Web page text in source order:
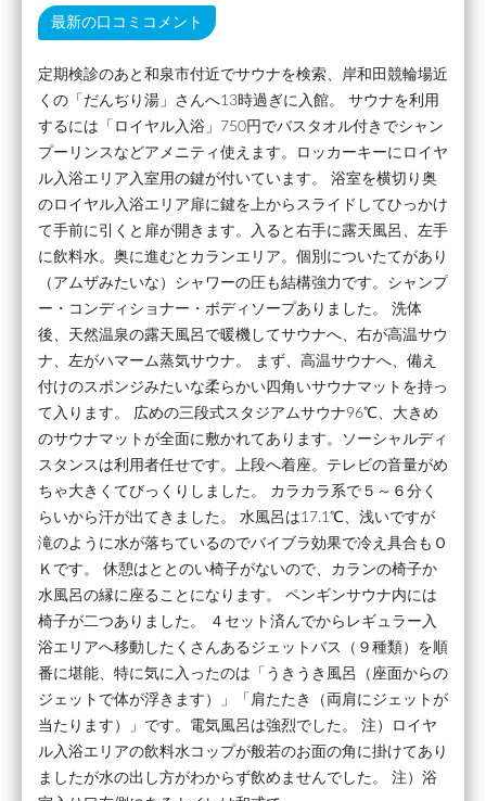
最新の口コミコメント
定期検診のあと和泉市付近でサウナを検索、岸和田競輪場近
くの「だんぢり湯」さんへ13時過ぎに入館。 サウナを利用
するには「ロイヤル入浴」750円でバスタオル付きでシャン
プーリンスなどアメニティ使えます。ロッカーキーにロイヤ
ル入浴エリア入室用の鍵が付いています。 浴室を横切り奥
のロイヤル入浴エリア扉に鍵を上からスライドしてひっかけ
て手前に引くと扉が開きます。入ると右手に露天風呂、左手
に飲料水。奥に進むとカランエリア。個別についたてがあり
（アムザみたいな）シャワーの圧も結構強力です。シャンプ
ー・コンディショナー・ボディソープありました。 洗体
後、天然温泉の露天風呂で暖機してサウナへ、右が高温サウ
ナ、左がハマーム蒸気サウナ。 まず、高温サウナへ、備え
付けのスポンジみたいな柔らかい四角いサウナマットを持っ
て入ります。 広めの三段式スタジアムサウナ96℃、大きめ
のサウナマットが全面に敷かれてあります。ソーシャルディ
スタンスは利用者任せです。上段へ着座。テレビの音量がめ
ちゃ大きくてびっくりしました。 カラカラ系で５～６分く
らいから汗が出てきました。 水風呂は17.1℃、浅いですが
滝のように水が落ちているのでバイブラ効果で冷え具合もＯ
Ｋです。 休憩はととのい椅子がないので、カランの椅子か
水風呂の縁に座ることになります。 ペンギンサウナ内には
椅子が二つありました。 ４セット済んでからレギュラー入
浴エリアへ移動したくさんあるジェットバス（９種類）を順
番に堪能、特に気に入ったのは「うきうき風呂（座面からの
ジェットで体が浮きます）」「肩たたき（両肩にジェットが
当たります）」です。電気風呂は強烈でした。 注）ロイヤ
ル入浴エリアの飲料水コップが般若のお面の角に掛けてあり
ましたが水の出し方がわからず飲めませんでした。 注）浴